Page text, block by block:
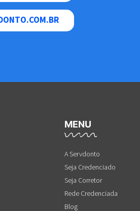
MENU
A Servdonto
Seja Credenciado
Seja Corretor
Rede Credenciada
Blog